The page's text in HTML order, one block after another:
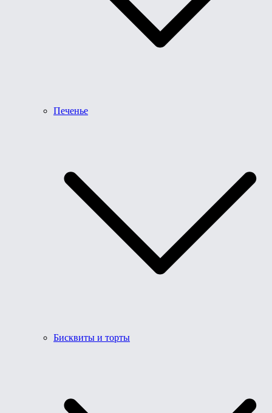
Печенье
Бисквиты и торты